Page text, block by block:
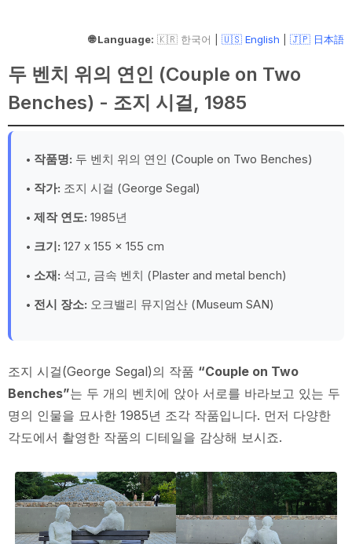
🌐 Language: 🇰🇷 한국어 🇺🇸 English 🇯🇵 日本語
두 벤치 위의 연인 (Couple on Two
Benches) - 조지 시걸, 1985
작품명: 두 벤치 위의 연인 (Couple on Two Benches)
작가: 조지 시걸 (George Segal)
제작 연도: 1985년
크기: 127 x 155 x 155 cm
소재: 석고, 금속 벤치 (Plaster and metal bench)
전시 장소: 오크밸리 뮤지엄산 (Museum SAN)
조지 시걸(George Segal)의 작품 “Couple on Two
Benches”는 두 개의 벤치에 앉아 서로를 바라보고 있는 두
명의 인물을 묘사한 1985년 조각 작품입니다. 먼저 다양한
각도에서 촬영한 작품의 디테일을 감상해 보시죠.